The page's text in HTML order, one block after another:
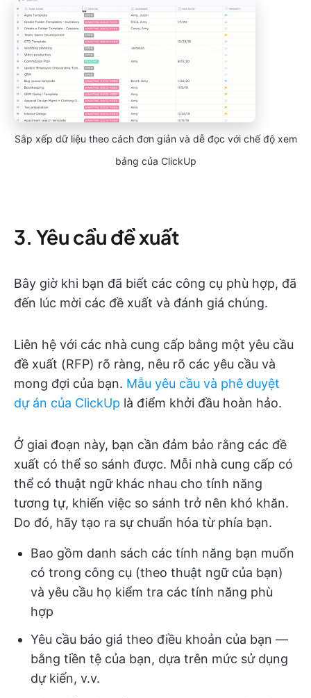
Sắp xếp dữ liệu theo cách đơn giản và dễ đọc với chế độ xem
bảng của ClickUp
3. Yêu cầu đề xuất
Bây giờ khi bạn đã biết các công cụ phù hợp, đã
đến lúc mời các đề xuất và đánh giá chúng.
Liên hệ với các nhà cung cấp bằng một yêu cầu
đề xuất (RFP) rõ ràng, nêu rõ các yêu cầu và
mong đợi của bạn. Mẫu yêu cầu và phê duyệt
dự án của ClickUp là điểm khởi đầu hoàn hảo.
Ở giai đoạn này, bạn cần đảm bảo rằng các đề
xuất có thể so sánh được. Mỗi nhà cung cấp có
thể có thuật ngữ khác nhau cho tính năng
tương tự, khiến việc so sánh trở nên khó khăn.
Do đó, hãy tạo ra sự chuẩn hóa từ phía bạn.
Bao gồm danh sách các tính năng bạn muốn
có trong công cụ (theo thuật ngữ của bạn)
và yêu cầu họ kiểm tra các tính năng phù
hợp
Yêu cầu báo giá theo điều khoản của bạn —
bằng tiền tệ của bạn, dựa trên mức sử dụng
dự kiến, v.v.